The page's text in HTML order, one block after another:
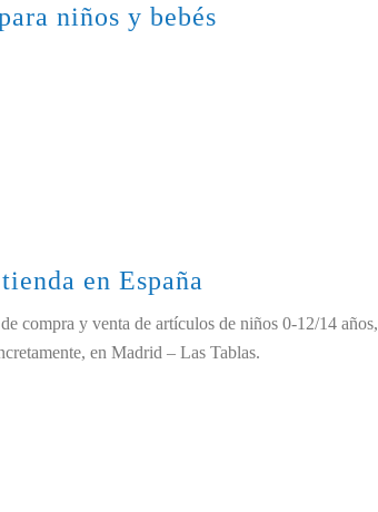
niños y bebés
en España
compra y venta de artículos de niños 0-12/14 años,
en Madrid – Las Tablas.